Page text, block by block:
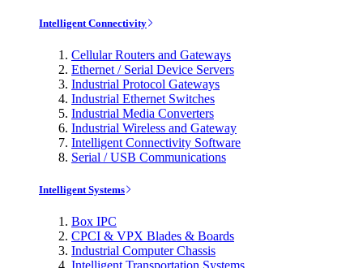
Intelligent Connectivity
Cellular Routers and Gateways
Ethernet / Serial Device Servers
Industrial Protocol Gateways
Industrial Ethernet Switches
Industrial Media Converters
Industrial Wireless and Gateway
Intelligent Connectivity Software
Serial / USB Communications
Intelligent Systems
Box IPC
CPCI & VPX Blades & Boards
Industrial Computer Chassis
Intelligent Transportation Systems